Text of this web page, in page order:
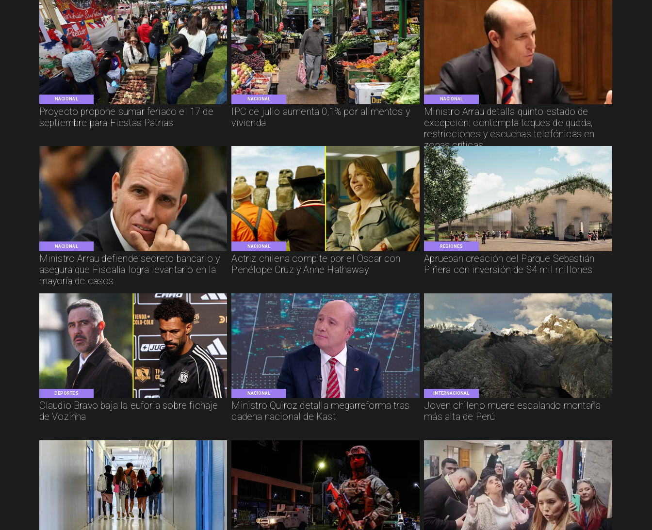
NACIONAL
Proyecto propone sumar feriado el 17 de
septiembre para Fiestas Patrias
NACIONAL
IPC de julio aumenta 0,1% por alimentos y
vivienda
NACIONAL
Ministro Arrau detalla quinto estado de
excepción: contempla toques de queda,
restricciones y escuchas telefónicas en
zonas críticas
NACIONAL
Ministro Arrau defiende secreto bancario y
asegura que Fiscalía logra levantarlo en la
mayoría de casos
NACIONAL
Actriz chilena compite por el Oscar con
Penélope Cruz y Anne Hathaway
REGIONES
Aprueban creación del Parque Sebastián
Piñera con inversión de $4 mil millones
DEPORTES
Claudio Bravo baja la euforia sobre fichaje
de Vozinha
NACIONAL
Ministro Quiroz detalla megarreforma tras
cadena nacional de Kast
INTERNACIONAL
Joven chileno muere escalando montaña
más alta de Perú